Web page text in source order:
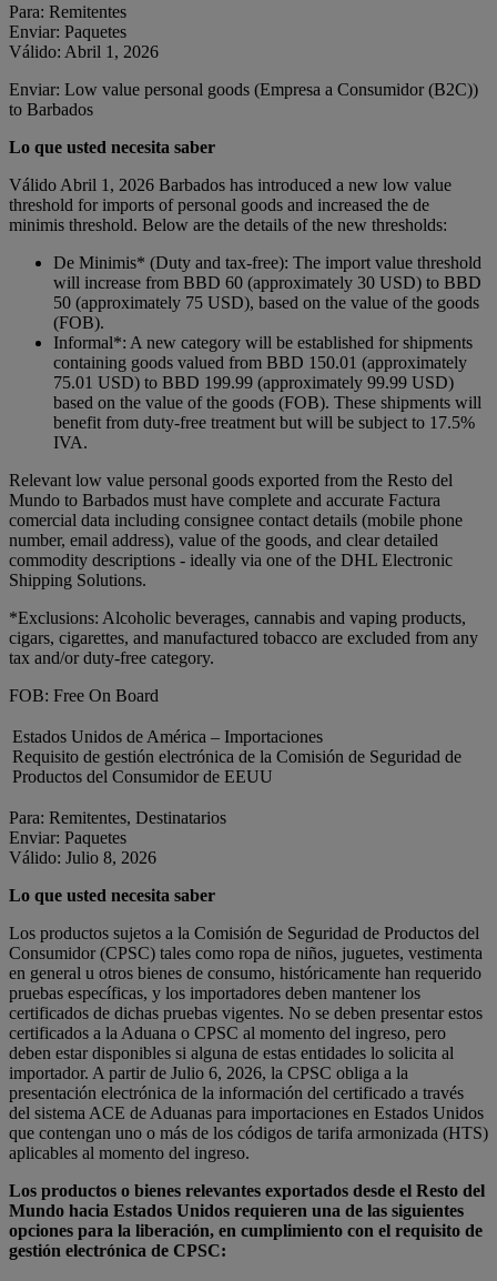
Para: Remitentes
Enviar: Paquetes
Válido: Abril 1, 2026
Enviar: Low value personal goods (Empresa a Consumidor (B2C))
to Barbados
Lo que usted necesita saber
Válido Abril 1, 2026 Barbados has introduced a new low value
threshold for imports of personal goods and increased the de
minimis threshold. Below are the details of the new thresholds:
De Minimis* (Duty and tax-free): The import value threshold
will increase from BBD 60 (approximately 30 USD) to BBD
50 (approximately 75 USD), based on the value of the goods
(FOB).
Informal*: A new category will be established for shipments
containing goods valued from BBD 150.01 (approximately
75.01 USD) to BBD 199.99 (approximately 99.99 USD)
based on the value of the goods (FOB). These shipments will
benefit from duty-free treatment but will be subject to 17.5%
IVA.
Relevant low value personal goods exported from the Resto del
Mundo to Barbados must have complete and accurate Factura
comercial data including consignee contact details (mobile phone
number, email address), value of the goods, and clear detailed
commodity descriptions - ideally via one of the DHL Electronic
Shipping Solutions.
*Exclusions: Alcoholic beverages, cannabis and vaping products,
cigars, cigarettes, and manufactured tobacco are excluded from any
tax and/or duty-free category.
FOB: Free On Board
Estados Unidos de América – Importaciones
Requisito de gestión electrónica de la Comisión de Seguridad de
Productos del Consumidor de EEUU
Para: Remitentes, Destinatarios
Enviar: Paquetes
Válido: Julio 8, 2026
Lo que usted necesita saber
Los productos sujetos a la Comisión de Seguridad de Productos del
Consumidor (CPSC) tales como ropa de niños, juguetes, vestimenta
en general u otros bienes de consumo, históricamente han requerido
pruebas específicas, y los importadores deben mantener los
certificados de dichas pruebas vigentes. No se deben presentar estos
certificados a la Aduana o CPSC al momento del ingreso, pero
deben estar disponibles si alguna de estas entidades lo solicita al
importador. A partir de Julio 6, 2026, la CPSC obliga a la
presentación electrónica de la información del certificado a través
del sistema ACE de Aduanas para importaciones en Estados Unidos
que contengan uno o más de los códigos de tarifa armonizada (HTS)
aplicables al momento del ingreso.
Los productos o bienes relevantes exportados desde el Resto del
Mundo hacia Estados Unidos requieren una de las siguientes
opciones para la liberación, en cumplimiento con el requisito de
gestión electrónica de CPSC: